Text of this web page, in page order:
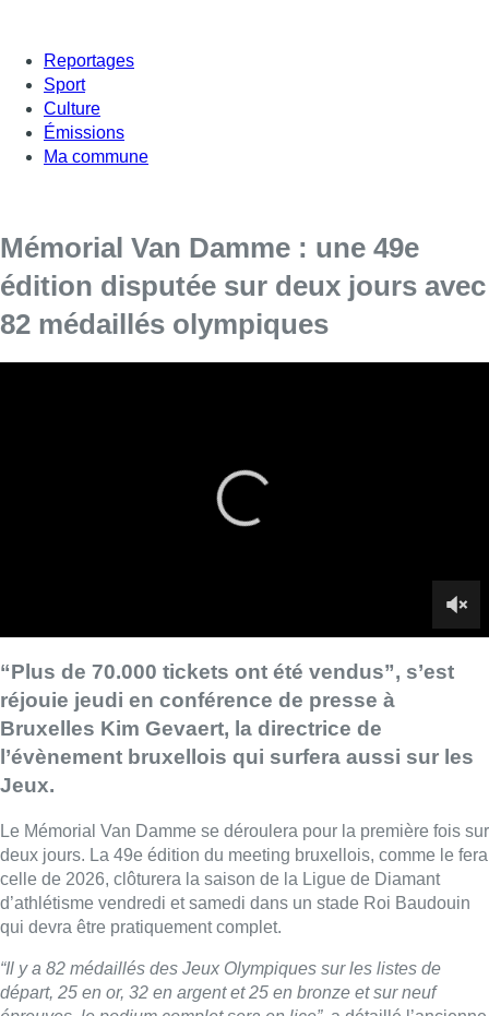
Reportages
Sport
Culture
Émissions
Ma commune
Mémorial Van Damme : une 49e
édition disputée sur deux jours avec
82 médaillés olympiques
celle de 2026, clôturera la saison de la Ligue de Diamant
d’athlétisme vendredi et samedi dans un stade Roi Baudouin
qui devra être pratiquement complet.
“Il y a 82 médaillés des Jeux Olympiques sur les listes de
départ, 25 en or, 32 en argent et 25 en bronze et sur neuf
épreuves, le podium complet sera en lice”, a détaillé l’ancienne
sprinteuse, heureuse de pouvoir compter aussi sur
“19
médaillés des Jeux Paralympiques dans les programmes
annexes, 10 en or, 7 en argent et 2 en bronze. La cérémonie
d’ouverture le vendredi est placée sous le signe du Team
Belgium et des athlètes belges ayant participé aux Jeux
Olympiques et aux Jeux Paralympiques, tous sports confondus.
Ils effectueront un tour d’honneur sur la piste du stade. Et les
athlètes ayant obtenu un top 8 à Paris seront officiellement
célébrés lors d’une cérémonie au cours de laquelle ils
recevront leur prime de la Loterie Nationale”.
Double championne et champion paralympique, Léa Bayekula